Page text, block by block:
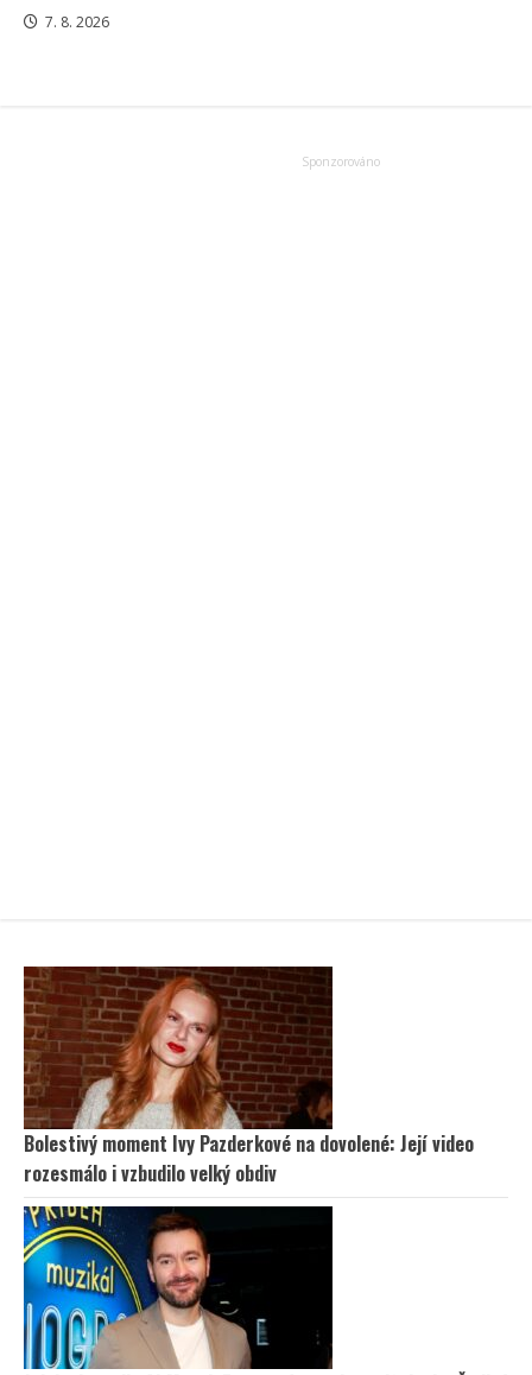
7. 8. 2026
Bolestivý moment Ivy Pazderkové na dovolené: Její video
rozesmálo i vzbudilo velký obdiv